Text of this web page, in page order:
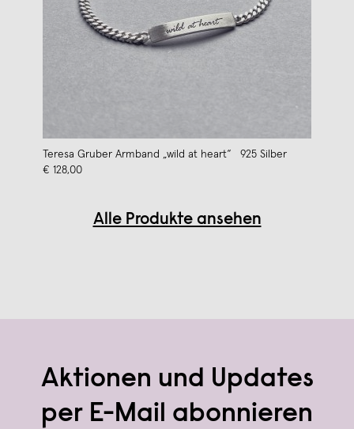
Teresa Gruber Armband „wild at heart“ 925 Silber
€ 128,00
Alle Produkte ansehen
Aktionen und Updates
per E-Mail abonnieren